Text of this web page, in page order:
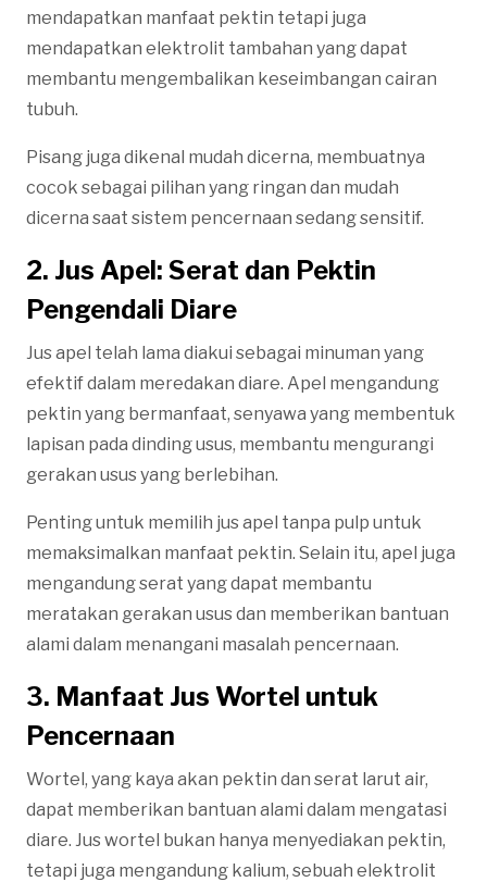
mendapatkan manfaat pektin tetapi juga
mendapatkan elektrolit tambahan yang dapat
membantu mengembalikan keseimbangan cairan
tubuh.
Pisang juga dikenal mudah dicerna, membuatnya
cocok sebagai pilihan yang ringan dan mudah
dicerna saat sistem pencernaan sedang sensitif.
2. Jus Apel: Serat dan Pektin
Pengendali Diare
Jus apel telah lama diakui sebagai minuman yang
efektif dalam meredakan diare. Apel mengandung
pektin yang bermanfaat, senyawa yang membentuk
lapisan pada dinding usus, membantu mengurangi
gerakan usus yang berlebihan.
Penting untuk memilih jus apel tanpa pulp untuk
memaksimalkan manfaat pektin. Selain itu, apel juga
mengandung serat yang dapat membantu
meratakan gerakan usus dan memberikan bantuan
alami dalam menangani masalah pencernaan.
3. Manfaat Jus Wortel untuk
Pencernaan
Wortel, yang kaya akan pektin dan serat larut air,
dapat memberikan bantuan alami dalam mengatasi
diare. Jus wortel bukan hanya menyediakan pektin,
tetapi juga mengandung kalium, sebuah elektrolit